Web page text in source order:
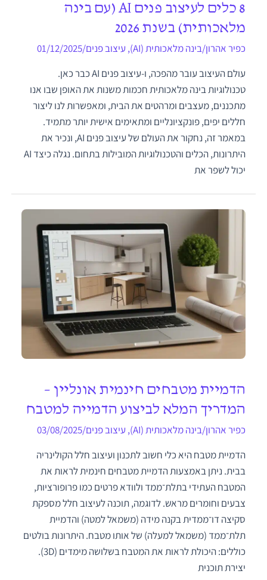
8 כלים לעיצוב פנים AI (עם בינה
מלאכותית) בשנת 2026
כפיר אהרון/בינה מלאכותית (AI) , עיצוב פנים/
01/12/2025
עולם העיצוב עובר מהפכה, ו-עיצוב פנים AI כבר כאן.
טכנולוגיות בינה מלאכותית חכמות משנות את האופן שבו אנו
מתכננים, מעצבים ומרהטים את הבית, ומאפשרות לנו ליצור
חללים יפים, פונקציונליים ומתאימים אישית יותר מתמיד.
במאמר זה, נחקור את העולם של עיצוב פנים AI, ונכיר את
היתרונות, הכלים והטכנולוגיות המובילות בתחום. נגלה כיצד AI
יכול לשפר את
הדמיית מטבחים חינמית אונליין –
המדריך המלא לביצוע הדמייה למטבח
כפיר אהרון/בינה מלאכותית (AI) , עיצוב פנים/
03/08/2025
הדמיית מטבח היא כלי חשוב לתכנון ועיצוב חלל הקולינריה
בבית. ניתן באמצעות הדמיית מטבחים חינמית לראות את
המטבח העתידי בתלת־ממד ולוודא פרטים כמו פרופורציות,
צבעים וחומרים מראש. לדוגמה, תוכנה לעיצוב חלל מספקת
סקיצה דו־ממדית בקנה מידה (משמאל למטה) והדמיית
תלת־ממד (משמאל למעלה) של אותו מטבח. היתרונות בולטים
כוללים: היכולת לראות את המטבח בשלושה מימדים (3D).
יצירת תוכנית